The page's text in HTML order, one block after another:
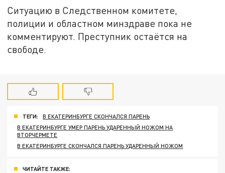
Ситуацию в Следственном комитете,
полиции и областном минздраве пока не
комментируют. Преступник остаётся на
свободе.
ТЕГИ:
В ЕКАТЕРИНБУРГЕ СКОНЧАЛСЯ ПАРЕНЬ
В ЕКАТЕРИНБУРГЕ УМЕР ПАРЕНЬ УДАРЕННЫЙ НОЖОМ НА
ВТОРЧЕРМЕТЕ
В ЕКАТЕРИНБУРГЕ СКОНЧАЛСЯ ПАРЕНЬ УДАРЕННЫЙ НОЖОМ
ЧИТАЙТЕ ТАКЖЕ: